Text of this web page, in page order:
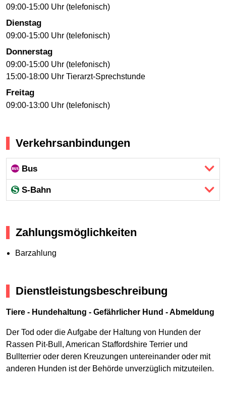
09:00-15:00 Uhr (telefonisch)
Dienstag
09:00-15:00 Uhr (telefonisch)
Donnerstag
09:00-15:00 Uhr (telefonisch)
15:00-18:00 Uhr Tierarzt-Sprechstunde
Freitag
09:00-13:00 Uhr (telefonisch)
Verkehrsanbindungen
Bus
S-Bahn
Zahlungsmöglichkeiten
Barzahlung
Dienstleistungsbeschreibung
Tiere - Hundehaltung - Gefährlicher Hund - Abmeldung
Der Tod oder die Aufgabe der Haltung von Hunden der
Rassen Pit-Bull, American Staffordshire Terrier und
Bullterrier oder deren Kreuzungen untereinander oder mit
anderen Hunden ist der Behörde unverzüglich mitzuteilen.